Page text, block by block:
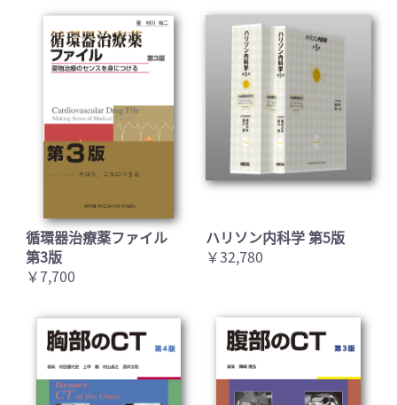
循環器治療薬ファイル
第3版
￥7,700
ハリソン内科学 第5版
￥32,780